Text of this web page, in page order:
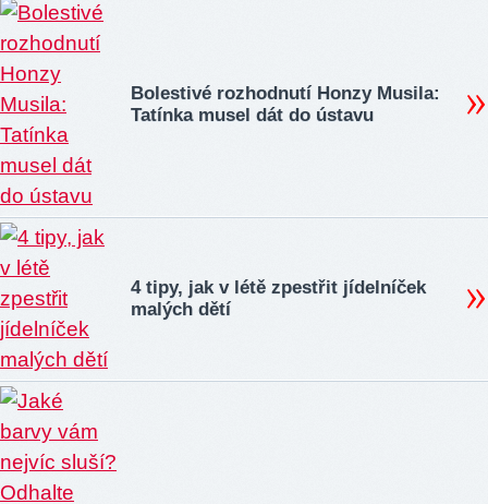
Bolestivé rozhodnutí Honzy Musila:
Tatínka musel dát do ústavu
4 tipy, jak v létě zpestřit jídelníček
malých dětí